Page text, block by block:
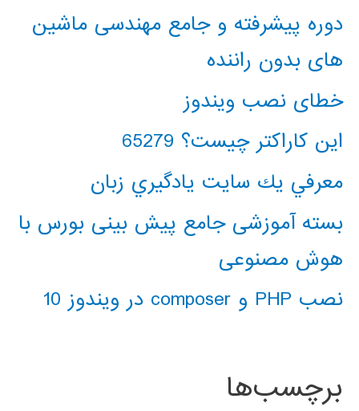
دوره پیشرفته و جامع مهندسی ماشین
های بدون راننده
خطای نصب ویندوز
این کاراکتر چیست؟ 65279
معرفي يك سايت يادگيري زبان
بسته آموزشی جامع پیش بینی بورس با
هوش مصنوعی
نصب PHP و composer در ویندوز 10
برچسب‌ها